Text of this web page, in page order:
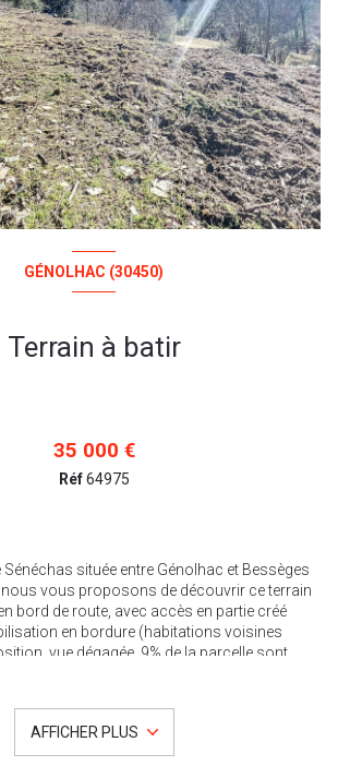
GÉNOLHAC (30450)
Terrain à batir
35 000 €
Réf64975
située entre Génolhac et Bessèges
nous vous proposons de découvrir ce terrain
bord de route, avec accès en partie créé
en bordure (habitations voisines
vue dégagée. 9% de la parcelle sont
par ses propriétaires. C’est avec grand
transmettrons tous les détails
organiserons une visite.
AFFICHER PLUS